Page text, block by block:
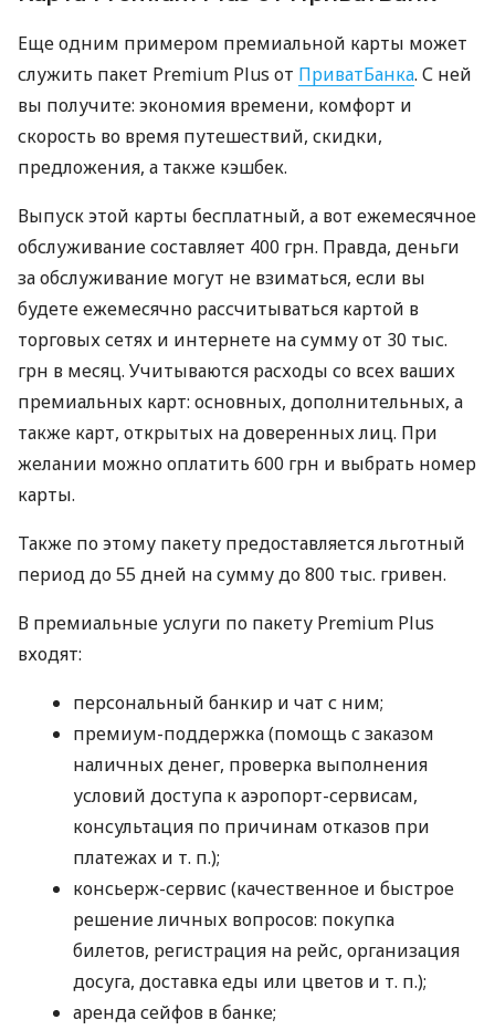
Еще одним примером премиальной карты может
служить пакет Premium Plus от ПриватБанка. С ней
вы получите: экономия времени, комфорт и
скорость во время путешествий, скидки,
предложения, а также кэшбек.
Выпуск этой карты бесплатный, а вот ежемесячное
обслуживание составляет 400 грн. Правда, деньги
за обслуживание могут не взиматься, если вы
будете ежемесячно рассчитываться картой в
торговых сетях и интернете на сумму от 30 тыс.
грн в месяц. Учитываются расходы со всех ваших
премиальных карт: основных, дополнительных, а
также карт, открытых на доверенных лиц. При
желании можно оплатить 600 грн и выбрать номер
карты.
Также по этому пакету предоставляется льготный
период до 55 дней на сумму до 800 тыс. гривен.
В премиальные услуги по пакету Premium Plus
входят:
персональный банкир и чат с ним;
премиум-поддержка (помощь с заказом
наличных денег, проверка выполнения
условий доступа к аэропорт-сервисам,
консультация по причинам отказов при
платежах и т. п.);
консьерж-сервис (качественное и быстрое
решение личных вопросов: покупка
билетов, регистрация на рейс, организация
досуга, доставка еды или цветов и т. п.);
аренда сейфов в банке;